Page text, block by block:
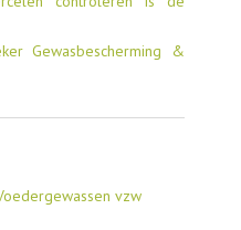
Gewasbescherming &
vzw